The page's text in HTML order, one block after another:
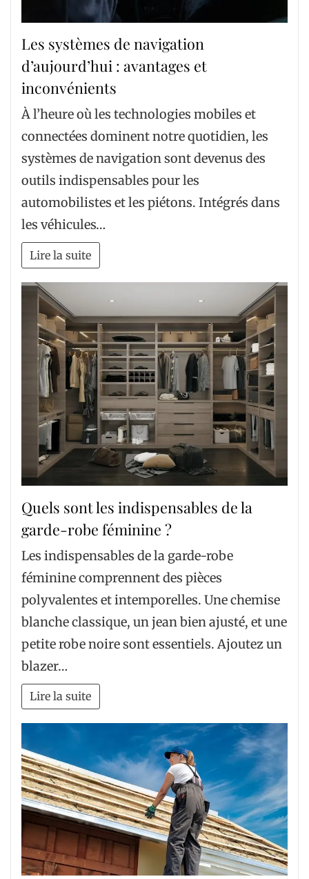
Les systèmes de navigation
d’aujourd’hui : avantages et
inconvénients
À l’heure où les technologies mobiles et
connectées dominent notre quotidien, les
systèmes de navigation sont devenus des
outils indispensables pour les
automobilistes et les piétons. Intégrés dans
les véhicules…
Lire la suite
Quels sont les indispensables de la
garde-robe féminine ?
Les indispensables de la garde-robe
féminine comprennent des pièces
polyvalentes et intemporelles. Une chemise
blanche classique, un jean bien ajusté, et une
petite robe noire sont essentiels. Ajoutez un
blazer…
Lire la suite